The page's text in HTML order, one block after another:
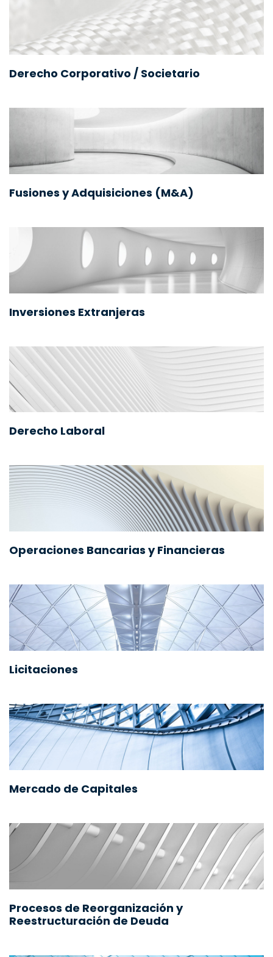
Derecho Corporativo / Societario
Fusiones y Adquisiciones (M&A)
Inversiones Extranjeras
Derecho Laboral
Operaciones Bancarias y Financieras
Licitaciones
Mercado de Capitales
Procesos de Reorganización y
Reestructuración de Deuda